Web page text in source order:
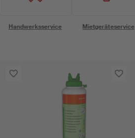
Handwerksservice Mietgeräteservice